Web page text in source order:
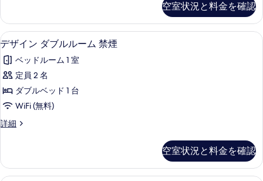
ム
禁
煙
の
す
べ
て
の
を
ツ
イ
ン
ー
ム
煙
の
細
空室状況と料金を確認
デ
ザ
イ
ン
ダ
ル
ー
ム
デザイン ダブルルーム 禁煙 | ノート
24
デザイン ダブルルーム 禁煙
ベッドルーム 1 室
定員 2 名
ダブルベッド 1 台
WiFi (無料)
詳細
デ
ダ
ブ
空室状況と料金を確認